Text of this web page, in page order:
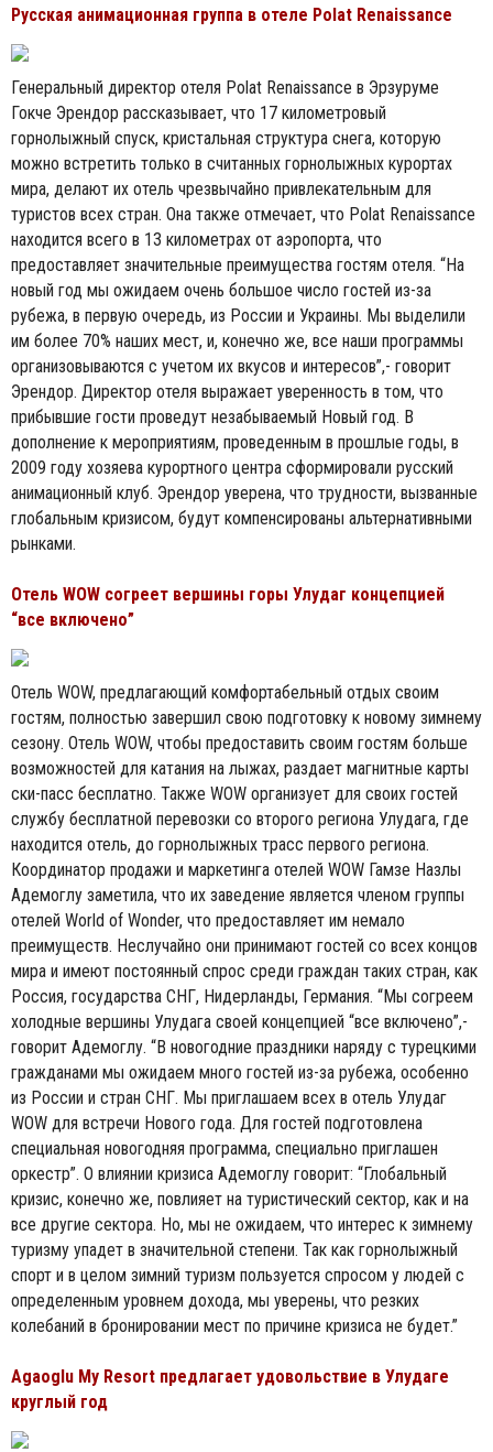
Русская анимационная группа в отеле Polat Renaissance
Генеральный директор отеля Polat Renaissance в Эрзуруме
Гокче Эрендор рассказывает, что 17 километровый
горнолыжный спуск, кристальная структура снега, которую
можно встретить только в считанных горнолыжных курортах
мира, делают их отель чрезвычайно привлекательным для
туристов всех стран. Она также отмечает, что Polat Renaissance
находится всего в 13 километрах от аэропорта, что
предоставляет значительные преимущества гостям отеля. “На
новый год мы ожидаем очень большое число гостей из-за
рубежа, в первую очередь, из России и Украины. Мы выделили
им более 70% наших мест, и, конечно же, все наши программы
организовываются с учетом их вкусов и интересов”,- говорит
Эрендор. Директор отеля выражает уверенность в том, что
прибывшие гости проведут незабываемый Новый год. В
дополнение к мероприятиям, проведенным в прошлые годы, в
2009 году хозяева курортного центра сформировали русский
анимационный клуб. Эрендор уверена, что трудности, вызванные
глобальным кризисом, будут компенсированы альтернативными
рынками.
Отель WOW согреет вершины горы Улудаг концепцией
“все включено”
Отель WOW, предлагающий комфортабельный отдых своим
гостям, полностью завершил свою подготовку к новому зимнему
сезону. Отель WOW, чтобы предоставить своим гостям больше
возможностей для катания на лыжах, раздает магнитные карты
ски-пасс бесплатно. Также WOW организует для своих гостей
службу бесплатной перевозки со второго региона Улудага, где
находится отель, до горнолыжных трасс первого региона.
Координатор продажи и маркетинга отелей WOW Гамзе Назлы
Адемоглу заметила, что их заведение является членом группы
отелей World of Wonder, что предоставляет им немало
преимуществ. Неслучайно они принимают гостей со всех концов
мира и имеют постоянный спрос среди граждан таких стран, как
Россия, государства СНГ, Нидерланды, Германия. “Мы согреем
холодные вершины Улудага своей концепцией “все включено”,-
говорит Адемоглу. “В новогодние праздники наряду с турецкими
гражданами мы ожидаем много гостей из-за рубежа, особенно
из России и стран СНГ. Мы приглашаем всех в отель Улудаг
WOW для встречи Нового года. Для гостей подготовлена
специальная новогодняя программа, специально приглашен
оркестр”. О влиянии кризиса Адемоглу говорит: “Глобальный
кризис, конечно же, повлияет на туристический сектор, как и на
все другие сектора. Но, мы не ожидаем, что интерес к зимнему
туризму упадет в значительной степени. Так как горнолыжный
спорт и в целом зимний туризм пользуется спросом у людей с
определенным уровнем дохода, мы уверены, что резких
колебаний в бронировании мест по причине кризиса не будет.”
Agaoglu My Resort предлагает удовольствие в Улудаге
круглый год